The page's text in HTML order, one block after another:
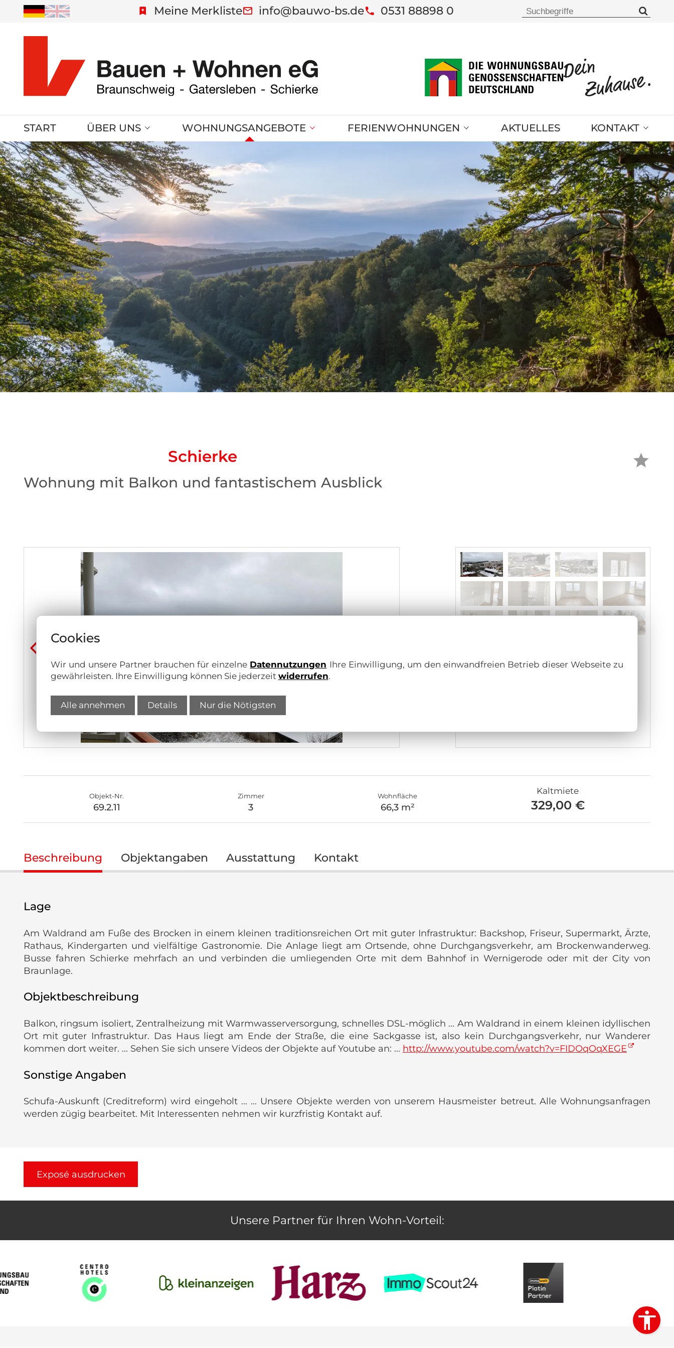
Meine Merkliste info@bauwo-bs.de 0531 88898 0
START ÜBER UNS
Ihre Ansprechpartner
Unser Service
Unsere Satzung
WOHNUNGSANGEBOTE
Braunschweig
Gatersleben
Schierke
FERIENWOHNUNGEN
Ferienresidenzen
AKTUELLES KONTAKT
Notfallnummern
Ansprechpartner
Kontaktformular
Schierke
Wohnung mit Balkon und fantastischem Ausblick
Objekt-Nr.
69.2.11
Zimmer
3
Wohnfläche
66,3 m²
Kaltmiete
329,00 €
Beschreibung
Lage
Am Waldrand am Fuße des Brocken in einem kleinen traditionsreichen Ort mit guter Infrastruktur: Backshop, Friseur, Supermarkt, Ärzte,
Rathaus, Kindergarten und vielfältige Gastronomie. Die Anlage liegt am Ortsende, ohne Durchgangsverkehr, am Brockenwanderweg.
Busse fahren Schierke mehrfach an und verbinden die umliegenden Orte mit dem Bahnhof in Wernigerode oder mit der City von
Braunlage.
Objektbeschreibung
Balkon, ringsum isoliert, Zentralheizung mit Warmwasserversorgung, schnelles DSL-möglich ... Am Waldrand in einem kleinen idyllischen
Ort mit guter Infrastruktur. Das Haus liegt am Ende der Straße, die eine Sackgasse ist, also kein Durchgangsverkehr, nur Wanderer
kommen dort weiter. ... Sehen Sie sich unsere Videos der Objekte auf Youtube an: ... http://www.youtube.com/watch?v=FIDOqOqXEGE
Sonstige Angaben
Schufa-Auskunft (Creditreform) wird eingeholt ... ... Unsere Objekte werden von unserem Hausmeister betreut. Alle Wohnungsanfragen
werden zügig bearbeitet. Mit Interessenten nehmen wir kurzfristig Kontakt auf.
Objektangaben Ausstattung Kontakt
Exposé ausdrucken
Unsere Partner für Ihren Wohn-Vorteil:
Cookies
Wir und unsere Partner brauchen für einzelne Datennutzungen Ihre Einwilligung, um den einwandfreien Betrieb dieser Webseite zu
gewährleisten. Ihre Einwilligung können Sie jederzeit widerrufen.
Alle annehmen Details Nur die Nötigsten